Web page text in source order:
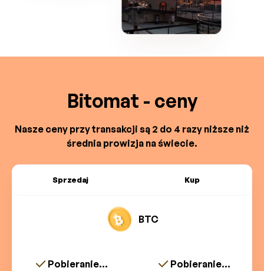
Bitomat - ceny
Nasze ceny przy transakcji są 2 do 4 razy niższe niż
średnia prowizja na świecie.
Sprzedaj Kup
BTC
Pobieranie... Pobieranie...